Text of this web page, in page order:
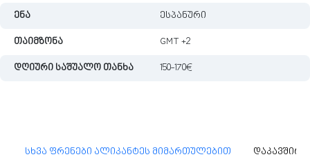
ენა ესპანური
თაიმზონა GMT +2
დღიური საშუალო თანხა 150-170€
სხვა ფრენები ალიკანტეს მიმართულებით